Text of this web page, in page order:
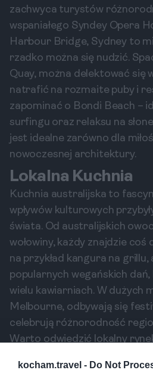
kocham.travel - Do Not
zachwyca turystów
wspaniałego Syndey Opera
Harbour Bridge, Sydney to
rzadko można się nudzić.
Quay, można delektować się
natrafić na rozmaite puby i
zapominać o Bondi Beach –
surfingu oraz relaksu na
jest idealne zarówno dla
nowoczesnej architektury.
Lokalna Kuchnia
Kuchnia australijska to
wpływów kulturowych
świata. Od australijskich
wołowiny, każdy znajdzie coś
na przykład kangura na
popularnych wegańskich
wielu kawiarniach. W dużych
Melbourne, odbywają się
celebrują różnorodność
Warto odwiedzić lokalny